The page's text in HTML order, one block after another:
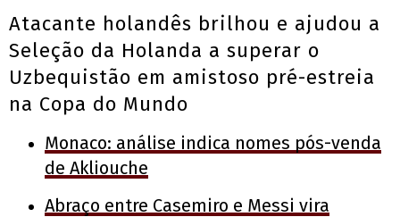
Atacante holandês brilhou e ajudou a
Seleção da Holanda a superar o
Uzbequistão em amistoso pré-estreia
na Copa do Mundo
Monaco: análise indica nomes pós-venda
de Akliouche
Abraço entre Casemiro e Messi vira